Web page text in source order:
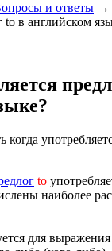
и ответы →
to в английском
когда
to
наиболее
для